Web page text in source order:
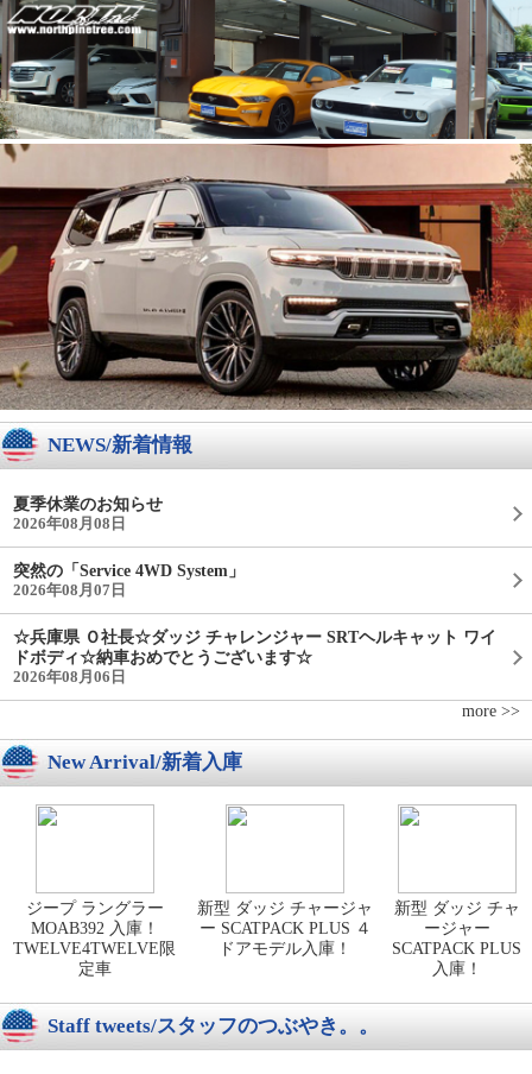
NEWS/新着情報
夏季休業のお知らせ
2026年08月08日
突然の「Service 4WD System」
2026年08月07日
☆兵庫県 Ｏ社長☆ダッジ チャレンジャー SRTヘルキャット ワイ
ドボディ☆納車おめでとうございます☆
2026年08月06日
more >>
New Arrival/新着入庫
ジープ ラングラー
MOAB392 入庫！
TWELVE4TWELVE限
定車
新型 ダッジ チャージャ
ー SCATPACK PLUS ４
ドアモデル入庫！
新型 ダッジ チャ
ージャー
SCATPACK PLUS
入庫！
Staff tweets/スタッフのつぶやき。。